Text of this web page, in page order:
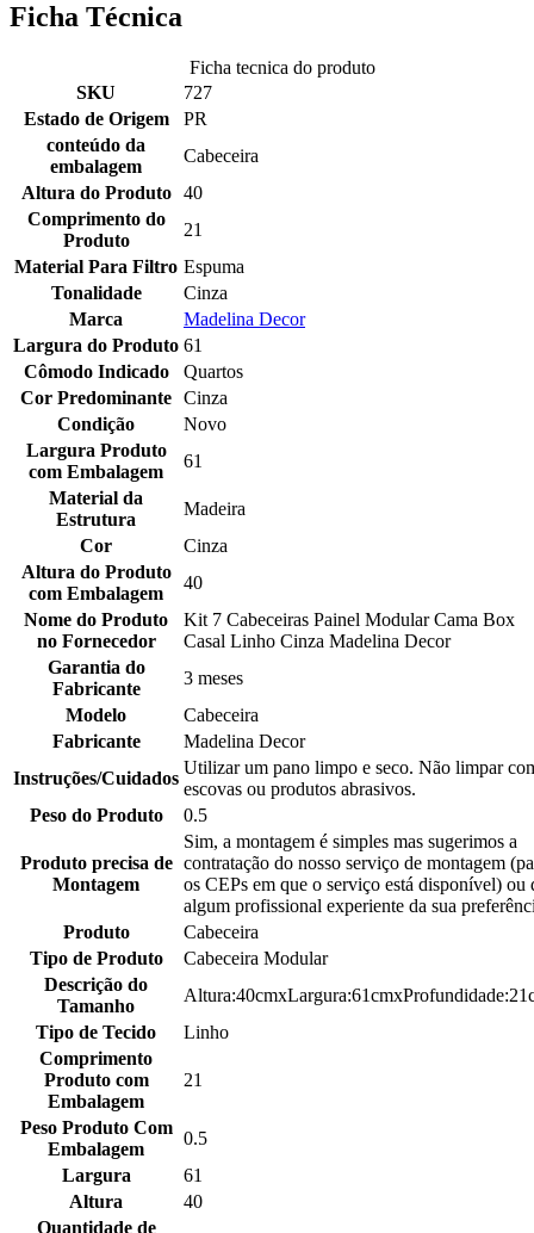
Ficha Técnica
Ficha tecnica do produto
SKU
727
Estado de Origem
PR
conteúdo da
embalagem
Cabeceira
Altura do Produto
40
Comprimento do
Produto
21
Material Para Filtro Espuma
Tonalidade
Cinza
Marca
Madelina Decor
Largura do Produto 61
Cômodo Indicado
Quartos
Cor Predominante Cinza
Condição
Novo
Largura Produto
com Embalagem
61
Material da
Estrutura
Madeira
Cor
Cinza
Altura do Produto
com Embalagem
40
Nome do Produto
no Fornecedor
Kit 7 Cabeceiras Painel Modular Cama Box
Casal Linho Cinza Madelina Decor
Garantia do
Fabricante
3 meses
Modelo
Cabeceira
Fabricante
Madelina Decor
Instruções/Cuidados
Utilizar um pano limpo e seco. Não limpar
escovas ou produtos abrasivos.
Peso do Produto
0.5
Produto precisa de
Montagem
Sim, a montagem é simples mas sugerimos a
contratação do nosso serviço de montagem
os CEPs em que o serviço está disponível) ou
algum profissional experiente da sua
Produto
Cabeceira
Tipo de Produto
Cabeceira Modular
Descrição do
Tamanho
Tipo de Tecido
Linho
Comprimento
Produto com
Embalagem
21
Peso Produto Com
Embalagem
0.5
Largura
61
Altura
40
Quantidade de